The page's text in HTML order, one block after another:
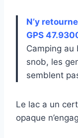
N’y
GPS
Camping au
snob, les
semblent
Le lac a un
opaque